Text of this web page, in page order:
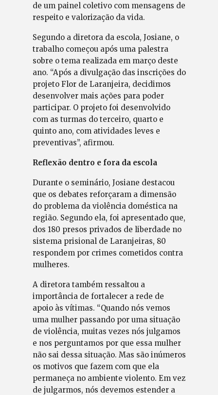
de um painel coletivo com mensagens de
respeito e valorização da vida.
Segundo a diretora da escola, Josiane, o
trabalho começou após uma palestra
sobre o tema realizada em março deste
ano. “Após a divulgação das inscrições do
projeto Flor de Laranjeira, decidimos
desenvolver mais ações para poder
participar. O projeto foi desenvolvido
com as turmas do terceiro, quarto e
quinto ano, com atividades leves e
preventivas”, afirmou.
Reflexão dentro e fora da escola
Durante o seminário, Josiane destacou
que os debates reforçaram a dimensão
do problema da violência doméstica na
região. Segundo ela, foi apresentado que,
dos 180 presos privados de liberdade no
sistema prisional de Laranjeiras, 80
respondem por crimes cometidos contra
mulheres.
A diretora também ressaltou a
importância de fortalecer a rede de
apoio às vítimas. “Quando nós vemos
uma mulher passando por uma situação
de violência, muitas vezes nós julgamos
e nos perguntamos por que essa mulher
não sai dessa situação. Mas são inúmeros
os motivos que fazem com que ela
permaneça no ambiente violento. Em vez
de julgarmos, nós devemos estender a